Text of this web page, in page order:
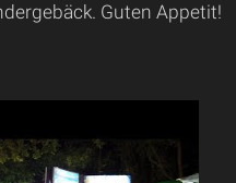
Guten Appetit!